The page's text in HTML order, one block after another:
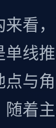
来看
单线
点与
随着